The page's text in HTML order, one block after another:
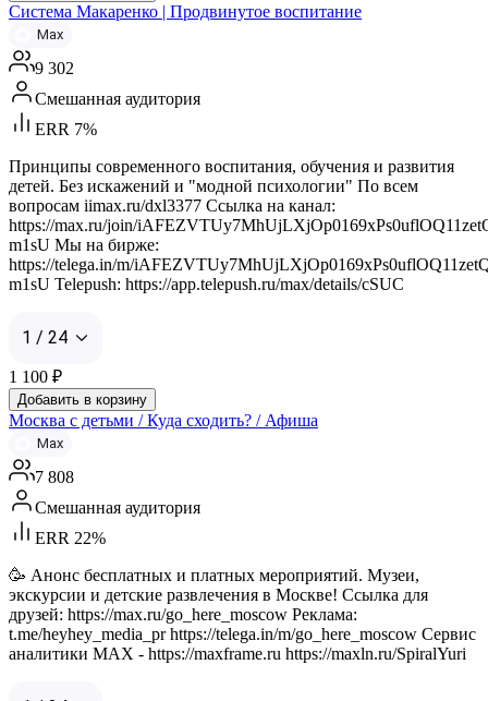
Система Макаренко | Продвинутое воспитание
Max
9 302
Смешанная аудитория
ERR 7%
Принципы современного воспитания, обучения и развития
детей. Без искажений и "модной психологии" По всем
вопросам iimax.ru/dxl3377 Ссылка на канал:
https://max.ru/join/
m1sU Мы на бирже:
https://telega.in/m/
m1sU Telepush: https://app.telepush.ru/max/details/cSUC
1 / 24
1 100 ₽
Добавить в корзину
Москва с детьми / Куда сходить? / Афиша
Max
7 808
Смешанная аудитория
ERR 22%
🥳 Анонс бесплатных и платных мероприятий. Музеи,
экскурсии и детские развлечения в Москве! Ссылка для
друзей: https://max.ru/go_here_moscow Реклама:
t.me/heyhey_media_pr https://telega.in/m/go_here_moscow Сервис
аналитики MAX - https://maxframe.ru https://maxln.ru/SpiralYuri